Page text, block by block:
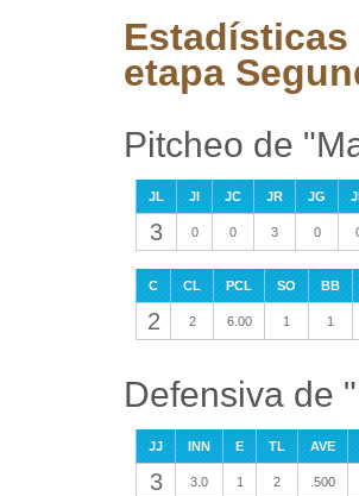
Estadísticas
etapa
Pitcheo de
JL JI JC JR JG
3 0 0 3 0
C CL PCL SO BB
2 2 6.00 1 1
Defensiva de
JJ INN E TL AVE
3 3.0 1 2 .500